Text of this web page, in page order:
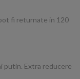
fi returnate in 120
putin. Extra reducere